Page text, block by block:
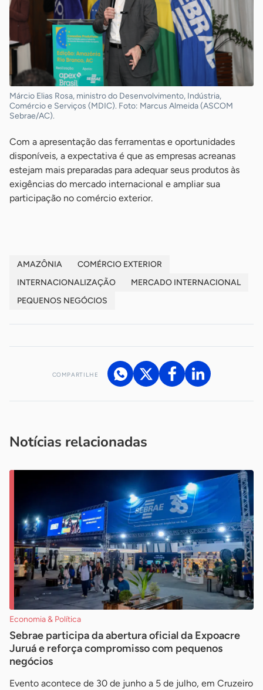
Márcio Elias Rosa, ministro do Desenvolvimento, Indústria,
Comércio e Serviços (MDIC). Foto: Marcus Almeida (ASCOM
Sebrae/AC).
Com a apresentação das ferramentas e oportunidades
disponíveis, a expectativa é que as empresas acreanas
estejam mais preparadas para adequar seus produtos às
exigências do mercado internacional e ampliar sua
participação no comércio exterior.
AMAZÔNIA
COMÉRCIO EXTERIOR
INTERNACIONALIZAÇÃO
MERCADO INTERNACIONAL
PEQUENOS NEGÓCIOS
COMPARTILHE
Notícias relacionadas
Economia & Política
Sebrae participa da abertura oficial da Expoacre
Juruá e reforça compromisso com pequenos
negócios
Evento acontece de 30 de junho a 5 de julho, em Cruzeiro